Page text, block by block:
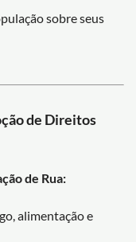
sobre seus
de Direitos
de Rua:
alimentação e